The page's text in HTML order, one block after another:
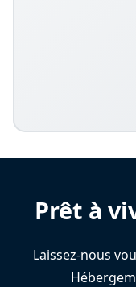
Prêt à
Laissez-nous